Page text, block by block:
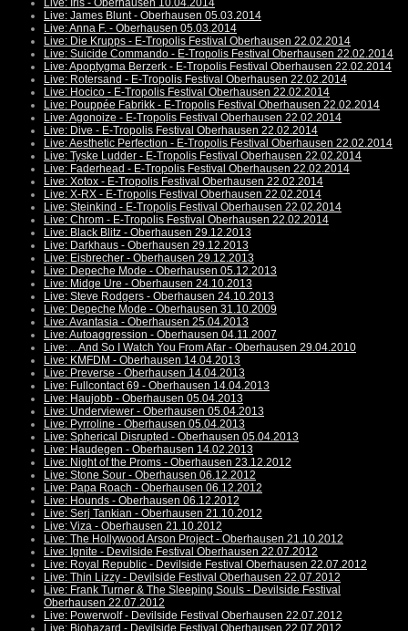
Live: Iris - Oberhausen 10.04.2014
Live: James Blunt - Oberhausen 05.03.2014
Live: Anna F. - Oberhausen 05.03.2014
Live: Die Krupps - E-Tropolis Festival Oberhausen 22.02.2014
Live: Suicide Commando - E-Tropolis Festival Oberhausen 22.02.2014
Live: Apoptygma Berzerk - E-Tropolis Festival Oberhausen 22.02.2014
Live: Rotersand - E-Tropolis Festival Oberhausen 22.02.2014
Live: Hocico - E-Tropolis Festival Oberhausen 22.02.2014
Live: Pouppée Fabrikk - E-Tropolis Festival Oberhausen 22.02.2014
Live: Agonoize - E-Tropolis Festival Oberhausen 22.02.2014
Live: Dive - E-Tropolis Festival Oberhausen 22.02.2014
Live: Aesthetic Perfection - E-Tropolis Festival Oberhausen 22.02.2014
Live: Tyske Ludder - E-Tropolis Festival Oberhausen 22.02.2014
Live: Faderhead - E-Tropolis Festival Oberhausen 22.02.2014
Live: Xotox - E-Tropolis Festival Oberhausen 22.02.2014
Live: X-RX - E-Tropolis Festival Oberhausen 22.02.2014
Live: Steinkind - E-Tropolis Festival Oberhausen 22.02.2014
Live: Chrom - E-Tropolis Festival Oberhausen 22.02.2014
Live: Black Blitz - Oberhausen 29.12.2013
Live: Darkhaus - Oberhausen 29.12.2013
Live: Eisbrecher - Oberhausen 29.12.2013
Live: Depeche Mode - Oberhausen 05.12.2013
Live: Midge Ure - Oberhausen 24.10.2013
Live: Steve Rodgers - Oberhausen 24.10.2013
Live: Depeche Mode - Oberhausen 31.10.2009
Live: Avantasia - Oberhausen 25.04.2013
Live: Autoaggression - Oberhausen 04.11.2007
Live: ...And So I Watch You From Afar - Oberhausen 29.04.2010
Live: KMFDM - Oberhausen 14.04.2013
Live: Preverse - Oberhausen 14.04.2013
Live: Fullcontact 69 - Oberhausen 14.04.2013
Live: Haujobb - Oberhausen 05.04.2013
Live: Underviewer - Oberhausen 05.04.2013
Live: Pyrroline - Oberhausen 05.04.2013
Live: Spherical Disrupted - Oberhausen 05.04.2013
Live: Haudegen - Oberhausen 14.02.2013
Live: Night of the Proms - Oberhausen 23.12.2012
Live: Stone Sour - Oberhausen 06.12.2012
Live: Papa Roach - Oberhausen 06.12.2012
Live: Hounds - Oberhausen 06.12.2012
Live: Serj Tankian - Oberhausen 21.10.2012
Live: Viza - Oberhausen 21.10.2012
Live: The Hollywood Arson Project - Oberhausen 21.10.2012
Live: Ignite - Devilside Festival Oberhausen 22.07.2012
Live: Royal Republic - Devilside Festival Oberhausen 22.07.2012
Live: Thin Lizzy - Devilside Festival Oberhausen 22.07.2012
Live: Frank Turner & The Sleeping Souls - Devilside Festival
Oberhausen 22.07.2012
Live: Powerwolf - Devilside Festival Oberhausen 22.07.2012